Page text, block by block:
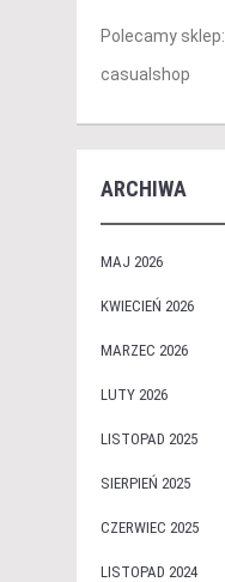
Polecamy sklep:
casualshop
ARCHIWA
MAJ 2026
KWIECIEŃ 2026
MARZEC 2026
LUTY 2026
LISTOPAD 2025
SIERPIEŃ 2025
CZERWIEC 2025
LISTOPAD 2024